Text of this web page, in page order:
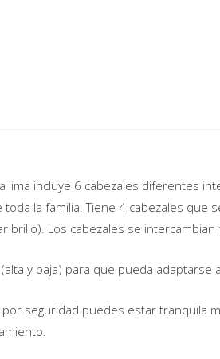
lima incluye 6 cabezales diferentes
la familia. Tiene 4 cabezales
brillo). Los cabezales se intercambian
y baja) para que pueda adaptarse
seguridad puedes estar